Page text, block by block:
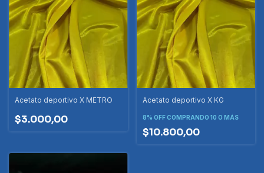
Acetato deportivo X METRO
$3.000,00
Acetato deportivo X KG
8% OFF COMPRANDO 10 O MÁS
$10.800,00